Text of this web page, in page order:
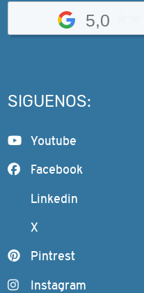
5,0
SIGUENOS:
Youtube
Facebook
Linkedin
X
Pintrest
Instagram